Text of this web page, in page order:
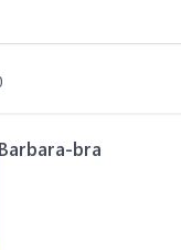
Barbara-bra